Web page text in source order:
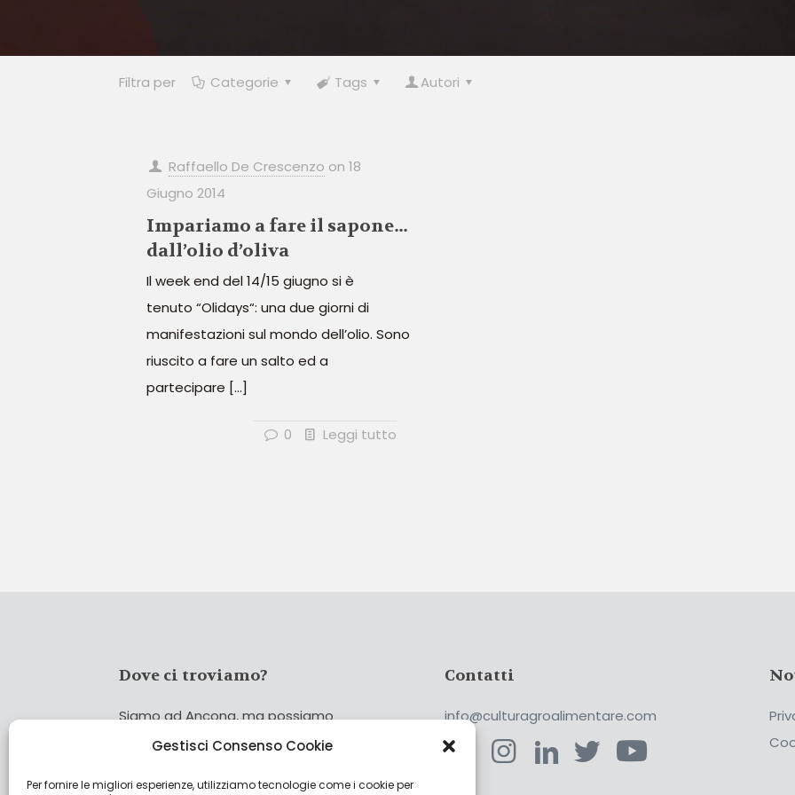
Gestisci Consenso Cookie
Per fornire le migliori esperienze, utilizziamo tecnologie come i cookie per
Filtra per Categorie Tags Autori
Raffaello De Crescenzo on 18
Giugno 2014
Impariamo a fare il sapone…
dall’olio d’oliva
Il week end del 14/15 giugno si è
tenuto “Olidays“: una due giorni di
manifestazioni sul mondo dell’olio. Sono
riuscito a fare un salto ed a
partecipare […]
0 Leggi tutto
Dove ci troviamo?
Siamo ad Ancona, ma possiamo
coprire tutta Italia!
Contatti
info@culturagroalimentare.com